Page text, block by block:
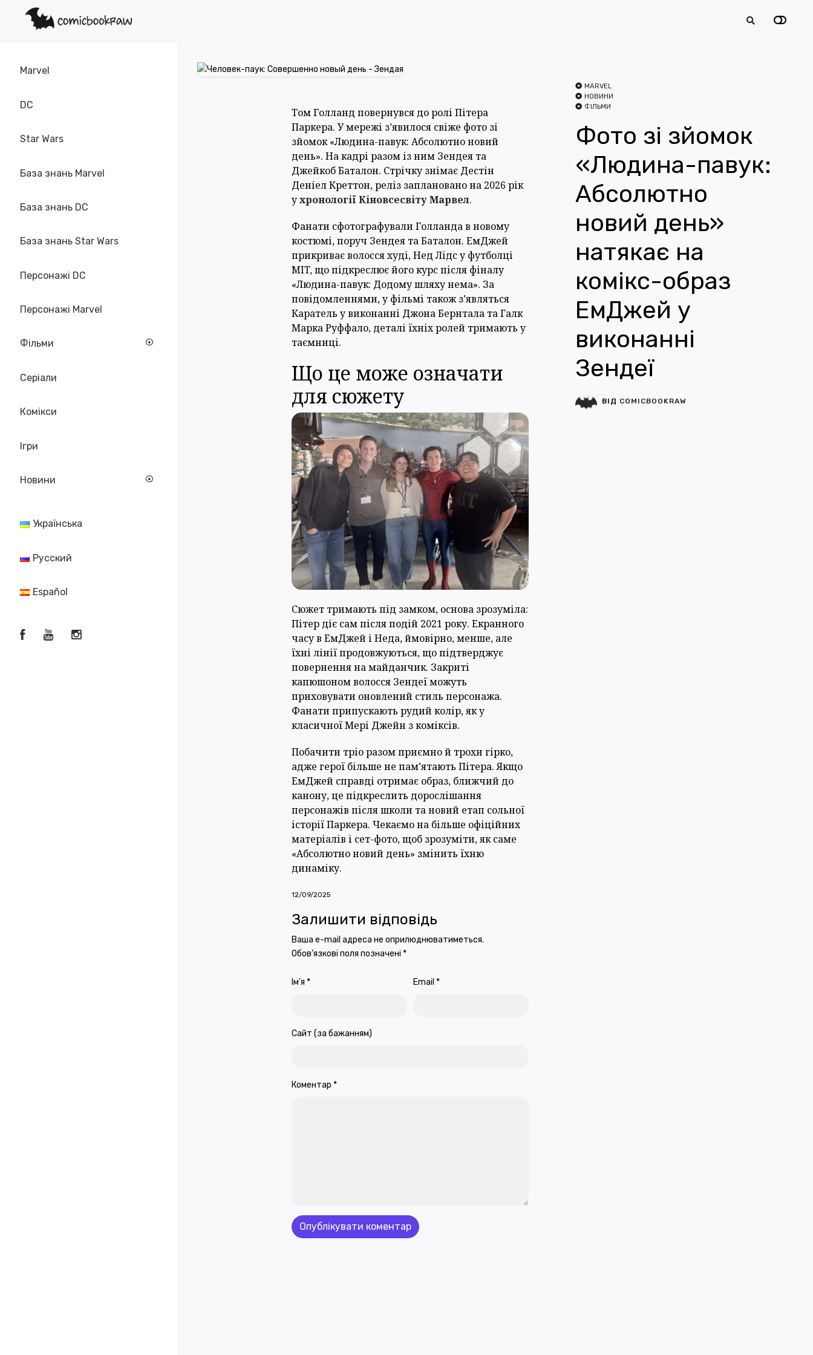
Marvel
DC
Star Wars
База знань Marvel
База знань DC
База знань Star Wars
Персонажі DC
Персонажі Marvel
Фільми
Серіали
Комікси
Ігри
Новини
Українська
Русский
Español
Том Голланд повернувся до ролі Пітера
Паркера. У мережі з’явилося свіже фото зі
зйомок «Людина-павук: Абсолютно новий
день». На кадрі разом із ним Зендея та
Джейкоб Баталон. Стрічку знімає Дестін
Деніел Креттон, реліз заплановано на 2026 рік
ухронології Кіновсесвіту Марвел.
Фанати сфотографували Голланда в новому
костюмі, поруч Зендея та Баталон. ЕмДжей
прикриває волосся худі, Нед Лідс у футболці
MIT, що підкреслює його курс після фіналу
«Людина-павук: Додому шляху нема». За
повідомленнями, у фільмі також з’являться
Каратель у виконанні Джона Бернтала та Галк
Марка Руффало, деталі їхніх ролей тримають у
таємниці.
Що це може означати
для сюжету
Сюжет тримають під замком, основа зрозуміла:
Пітер діє сам після подій 2021 року. Екранного
часу в ЕмДжей і Неда, ймовірно, менше, але
їхні лінії продовжуються, що підтверджує
повернення на майданчик. Закриті
капюшоном волосся Зендеї можуть
приховувати оновлений стиль персонажа.
Фанати припускають рудий колір, як у
класичної Мері Джейн з коміксів.
Побачити тріо разом приємно й трохи гірко,
адже герої більше не пам’ятають Пітера. Якщо
ЕмДжей справді отримає образ, ближчий до
канону, це підкреслить дорослішання
персонажів після школи та новий етап сольної
історії Паркера. Чекаємо на більше офіційних
матеріалів і сет-фото, щоб зрозуміти, як саме
«Абсолютно новий день» змінить їхню
динаміку.
12/09/2025
Залишити відповідь
Ваша e-mail адреса не оприлюднюватиметься.
Обов’язкові поля позначені *
Ім'я * Email*
Сайт (за бажанням)
Коментар *
MARVEL
НОВИНИ
ФІЛЬМИ
Фото зі зйомок
«Людина-павук:
Абсолютно
новий день»
натякає на
комікс-образ
ЕмДжей у
виконанні
Зендеї
ВІД COMICBOOKRAW